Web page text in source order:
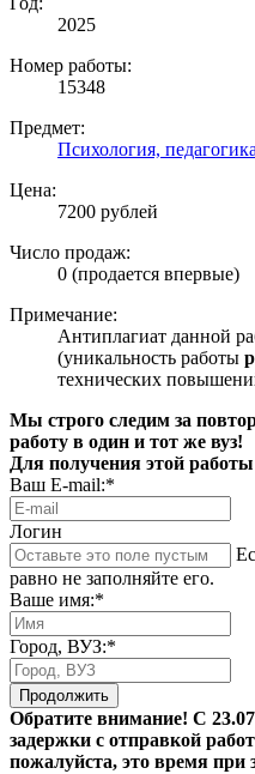
2025
Номер работы:
15348
Предмет:
Психология, педагогика
Цена:
7200 рублей
Число продаж:
0 (продается впервые)
Примечание:
Антиплагиат данной
(уникальность работы
технических
Мы строго следим за
работу в один и тот же вуз!
Для получения этой
Ваш E-mail:*
Логин
равно не заполняйте его.
Ваше имя:*
Город, ВУЗ:*
Продолжить
Обратите внимание! С
задержки с отправкой
пожалуйста, это время при